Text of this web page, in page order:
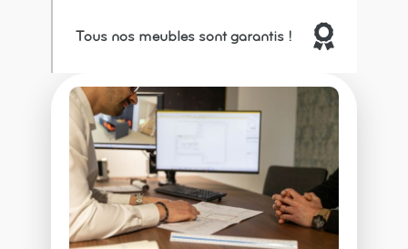

Tous nos meubles sont garantis !